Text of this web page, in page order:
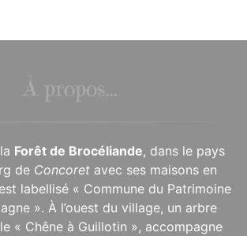
À propos...
Forêt de Brocéliande, dans le pays
de Concoret avec ses maisons en
labellisé « Commune du Patrimoine
». À l’ouest du village, un arbre
« Chêne à Guillotin », accompagne